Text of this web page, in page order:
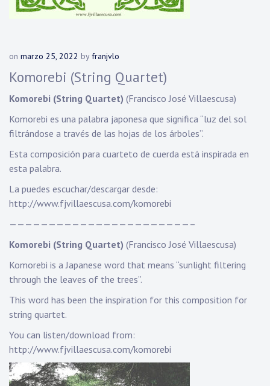
on marzo 25, 2022 byfranjvlo
Komorebi (String Quartet)
Komorebi (String Quartet) (Francisco José Villaescusa)
Komorebi es una palabra japonesa que significa “luz del sol
filtrándose a través de las hojas de los árboles”.
Esta composición para cuarteto de cuerda está inspirada en
esta palabra.
La puedes escuchar/descargar desde:
http://www.fjvillaescusa.com/komorebi
———————————————————————–
Komorebi (String Quartet) (Francisco José Villaescusa)
Komorebi is a Japanese word that means “sunlight filtering
through the leaves of the trees”.
This word has been the inspiration for this composition for
string quartet.
You can listen/download from:
http://www.fjvillaescusa.com/komorebi